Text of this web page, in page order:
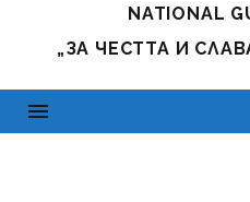
NATIONAL
„ЗА ЧЕСТТА И